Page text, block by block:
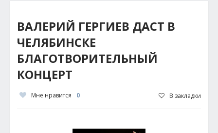
ВАЛЕРИЙ ГЕРГИЕВ ДАСТ В
ЧЕЛЯБИНСКЕ
БЛАГОТВОРИТЕЛЬНЫЙ
КОНЦЕРТ
Мне нравится 0 В закладки